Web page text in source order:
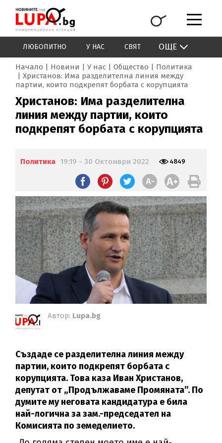
ЛЮБОПИТНО У НАС СВЯТ ОЩЕ
Начало Новини У нас Общество
Политика
Христанов: Има разделителна линия между
партии, които подкрепят борбата с корупцията
Христанов: Има разделителна
линия между партии, които
подкрепят борбата с корупцията
Политика 19:19 - 30 Октомври 2022 4849
Автор: Lupa.bg
Създаде се разделителна линия между
партии, които подкрепят борбата с
корупцията. Това каза Иван Христанов,
депутат от „Продължаваме Промяната”. По
думите му неговата кандидатура е била
най-логична за зам.-председател на
Комисията по земеделието.